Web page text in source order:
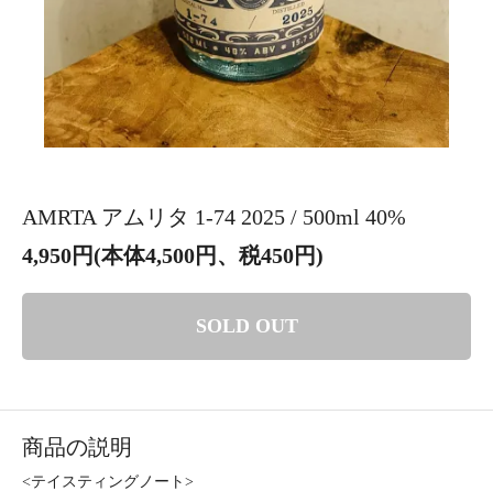
AMRTA アムリタ 1-74 2025 / 500ml 40%
4,950円(本体4,500円、税450円)
SOLD OUT
商品の説明
<テイスティングノート>